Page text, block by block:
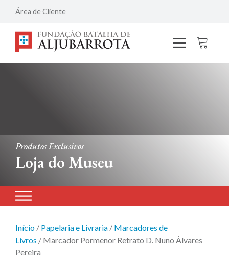
Área de Cliente
Produtos Exclusivos
Loja do Museu
Início / Papelaria e Livraria / Marcadores de
Livros / Marcador Pormenor Retrato D. Nuno Álvares
Pereira